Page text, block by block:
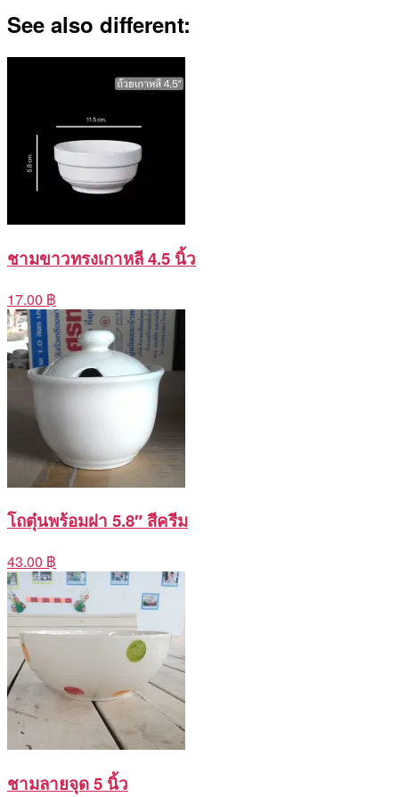
See also different:
ชามขาวทรงเกาหลี 4.5 นิ้ว
17.00 ฿
โถตุ๋นพร้อมฝา 5.8″ สีครีม
43.00 ฿
ชามลายจุด 5 นิ้ว